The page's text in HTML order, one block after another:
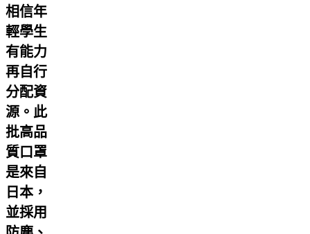
相信年
輕學生
有能力
再自行
分配資
源。此
批高品
質口罩
是來自
日本，
並採用